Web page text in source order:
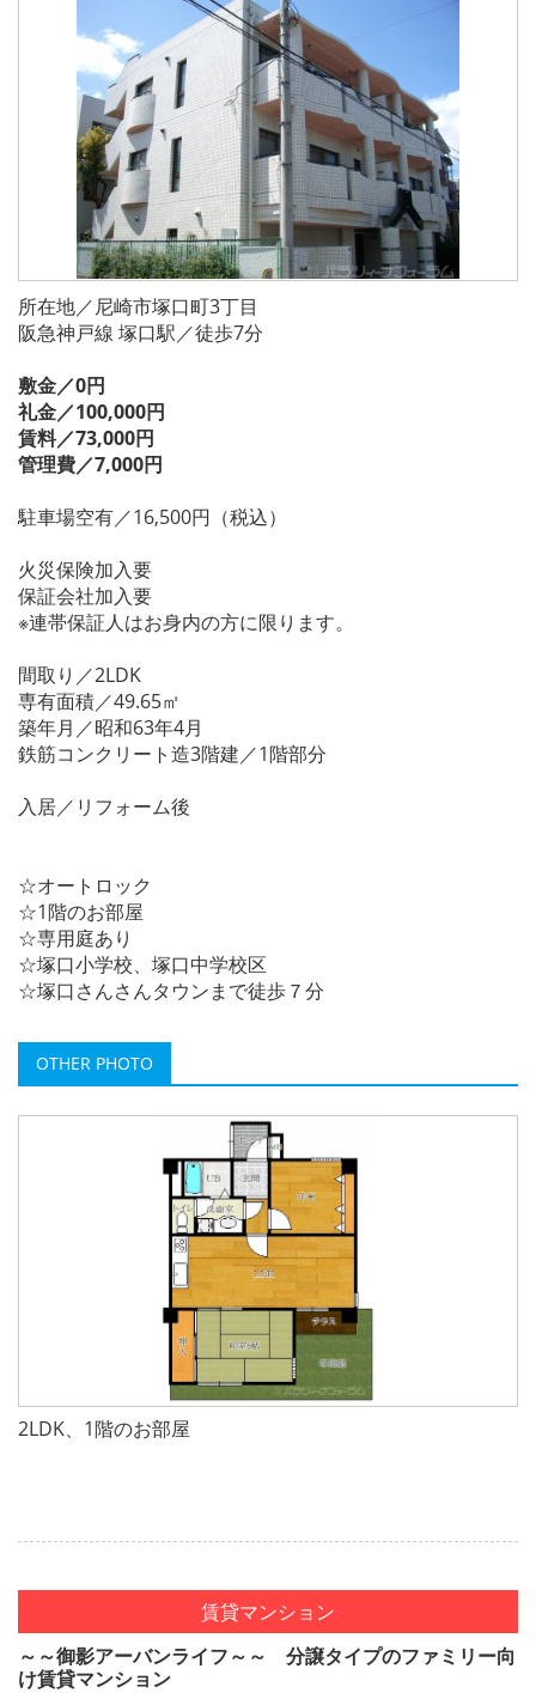
所在地／尼崎市塚口町3丁目
阪急神戸線 塚口駅／徒歩7分
敷金／0円
礼金／100,000円
賃料／73,000円
管理費／7,000円
駐車場空有／16,500円（税込）
火災保険加入要
保証会社加入要
※連帯保証人はお身内の方に限ります。
間取り／2LDK
専有面積／49.65㎡
築年月／昭和63年4月
鉄筋コンクリート造3階建／1階部分
入居／リフォーム後
☆オートロック
☆1階のお部屋
☆専用庭あり
☆塚口小学校、塚口中学校区
☆塚口さんさんタウンまで徒歩７分
OTHER PHOTO
2LDK、1階のお部屋
賃貸マンション
～～御影アーバンライフ～～ 分譲タイプのファミリー向
け賃貸マンション